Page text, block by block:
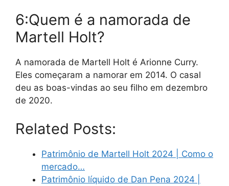
6:Quem é a namorada de
Martell Holt?
A namorada de Martell Holt é Arionne Curry.
Eles começaram a namorar em 2014. O casal
deu as boas-vindas ao seu filho em dezembro
de 2020.
Related Posts:
Patrimônio de Martell Holt 2024 | Como o
mercado…
Patrimônio líquido de Dan Pena 2024 |